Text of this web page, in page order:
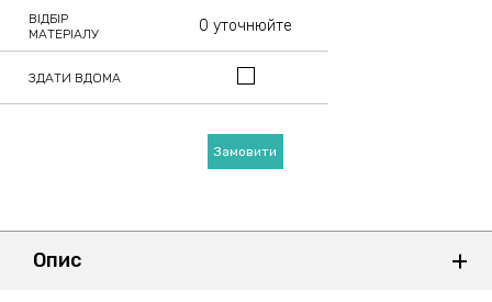
ЗДАТИ ВДОМА
ВІДБІР
МАТЕРІАЛУ
0 уточнюйте
Замовити
Опис